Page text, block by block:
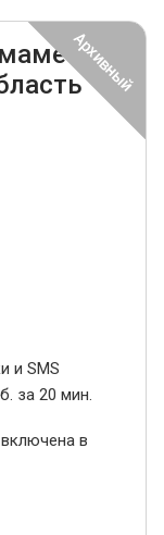
и SMS
за 20 мин.
в